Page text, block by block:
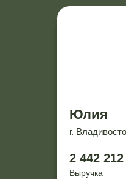
Юлия
г.
2 442
Выручка